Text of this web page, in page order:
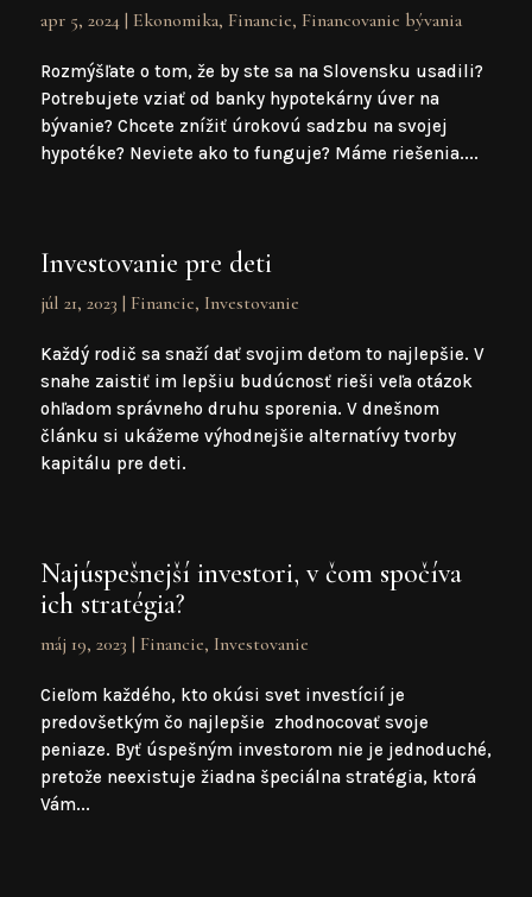
apr 5, 2024| Ekonomika, Financie, Financovanie bývania
Rozmýšľate o tom, že by ste sa na Slovensku usadili?
Potrebujete vziať od banky hypotekárny úver na
bývanie? Chcete znížiť úrokovú sadzbu na svojej
hypotéke? Neviete ako to funguje? Máme riešenia....
Investovanie pre deti
júl 21, 2023 | Financie, Investovanie
Každý rodič sa snaží dať svojim deťom to najlepšie. V
snahe zaistiť im lepšiu budúcnosť rieši veľa otázok
ohľadom správneho druhu sporenia. V dnešnom
článku si ukážeme výhodnejšie alternatívy tvorby
kapitálu pre deti.
Najúspešnejší investori, v čom spočíva
ich stratégia?
máj 19, 2023 | Financie, Investovanie
Cieľom každého, kto okúsi svet investícií je
predovšetkým čo najlepšie zhodnocovať svoje
peniaze. Byť úspešným investorom nie je jednoduché,
pretože neexistuje žiadna špeciálna stratégia, ktorá
Vám...